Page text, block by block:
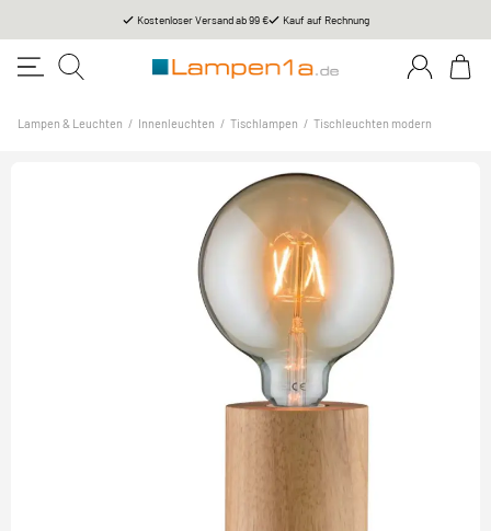
Kostenloser Versand ab 99 € Kauf auf Rechnung
Lampen & Leuchten / Innenleuchten / Tischlampen / Tischleuchten modern